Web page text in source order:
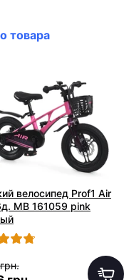
товара
велосипед Prof1 Air
MB 161059 pink